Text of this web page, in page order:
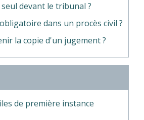
devant le tribunal ?
dans un procès civil ?
la copie d'un jugement ?
de première instance